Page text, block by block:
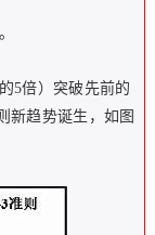
5倍）突破先前的
新趋势诞生，如图